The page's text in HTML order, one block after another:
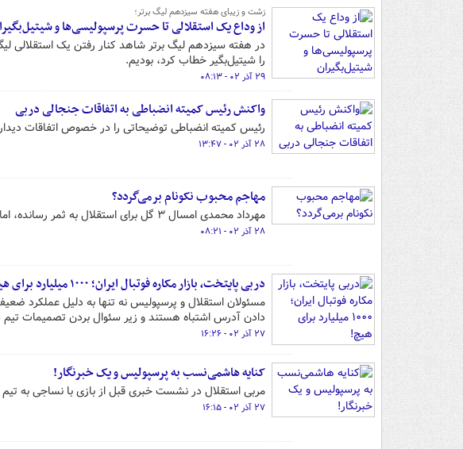
زشت و زیبای هفته سیزدهم لیگ برتر؛
از وداع یک استقلالی تا حسرت پرسپولیسی‌ها و
در هفته سیزدهم لیگ برتر شاهد کنار رفتن یک استقلالی
را شیتیل‌بگیر خطاب کرد، بودیم.
۲۹ آذر ۰۲ - ۰۸:۱۳
واکنش رئیس کمیته انضباطی به اتفاقات جنجالی دربی
رئیس کمیته انضباطی توضیحاتی را در خصوص اتفاقات
۲۸ آذر ۰۲ - ۱۳:۴۷
مهاجم محبوب نکونام برمی‌گردد؟
مهرداد محمدی امسال ۳ گل برای استقلال به ثمر رسانده، اما در هفته‌های اخیر دچار افت شده است.
۲۸ آذر ۰۲ - ۰۸:۲۱
دربی پایتخت، بازار مکاره فوتبال ایران؛ ۱۰۰۰ میلیارد برای هیچ!
مسئولان استقلال و پرسپولیس نه تنها به دلیل عملکرد
دادن آدرس اشتباه هستند و زیر سئوال بردن تصمیمات
۲۷ آذر ۰۲ - ۱۶:۲۶
کنایه‌ هاشمی‌نسب به پرسپولیس و یک خبرنگار!
مربی استقلال در نشست خبری قبل از بازی با نساجی به تیم
۲۷ آذر ۰۲ - ۱۶:۱۵